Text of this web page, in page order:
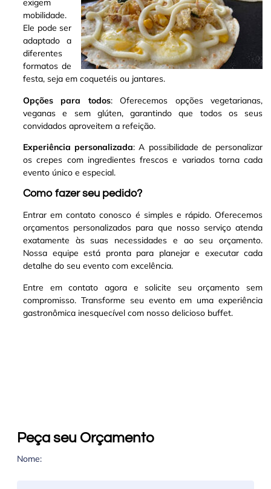
exigem
mobilidade.
Ele pode ser
adaptado a
diferentes
formatos de
festa, seja em coquetéis ou jantares.
Opções para todos: Oferecemos opções vegetarianas,
veganas e sem glúten, garantindo que todos os seus
convidados aproveitem a refeição.
Experiência personalizada: A possibilidade de personalizar
os crepes com ingredientes frescos e variados torna cada
evento único e especial.
Como fazer seu pedido?
Entrar em contato conosco é simples e rápido. Oferecemos
orçamentos personalizados para que nosso serviço atenda
exatamente às suas necessidades e ao seu orçamento.
Nossa equipe está pronta para planejar e executar cada
detalhe do seu evento com excelência.
Entre em contato agora e solicite seu orçamento sem
compromisso. Transforme seu evento em uma experiência
gastronômica inesquecível com nosso delicioso buffet.
Peça seu Orçamento
Nome: